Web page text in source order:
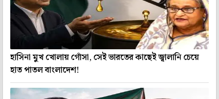
হাসিনা মুখ খোলায় গোঁসা, সেই ভারতের কাছেই জ্বালানি চেয়ে
হাত পাতল বাংলাদেশ!